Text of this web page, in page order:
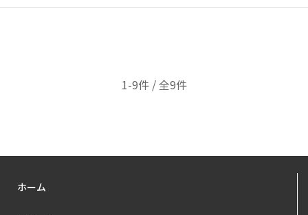
1-9件 / 全9件
ホーム